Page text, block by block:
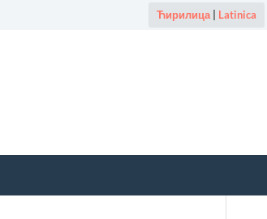
Ћирилица| Latinica